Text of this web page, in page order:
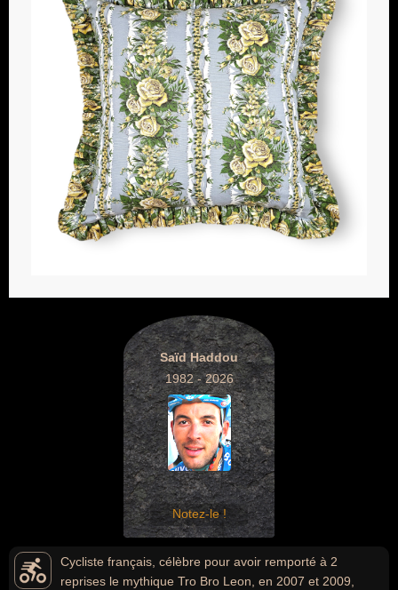
Saïd Haddou
1982 - 2026
Notez-le !
Cycliste français, célèbre pour avoir remporté à 2
reprises le mythique Tro Bro Leon, en 2007 et 2009,